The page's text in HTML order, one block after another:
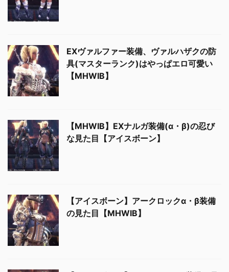
EXヴァルファー装備、ヴァルハザクの防
具(マスターランク)はやっぱエロ可愛い
【MHWIB】
【MHWIB】EXナルガ装備(α・β)の忍び
な見た目【アイスボーン】
【アイスボーン】アークロックα・β装備
の見た目【MHWIB】